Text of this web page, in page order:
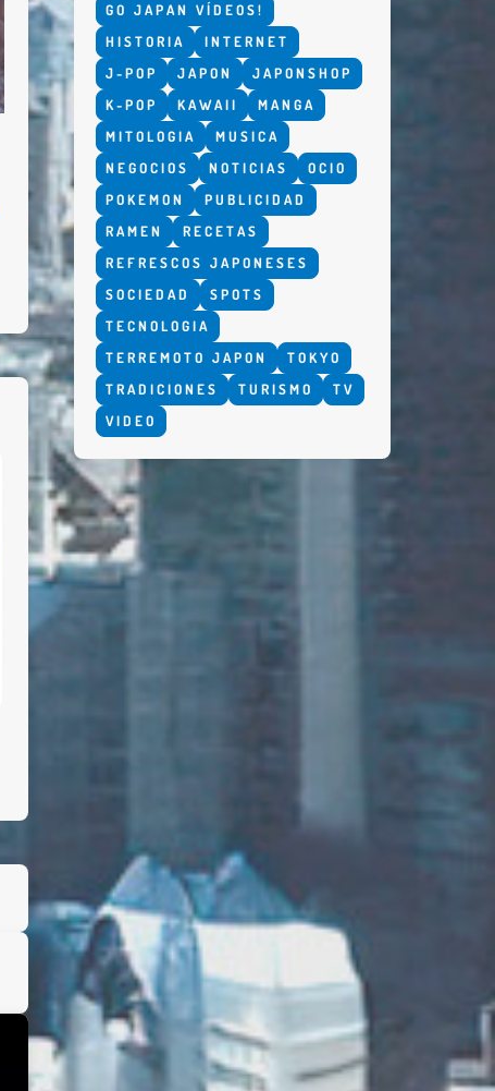
GO JAPAN VÍDEOS!
HISTORIA
INTERNET
J-POP
JAPON
JAPONSHOP
K-POP
KAWAII
MANGA
MITOLOGIA
MUSICA
NEGOCIOS
NOTICIAS
OCIO
POKEMON
PUBLICIDAD
RAMEN
RECETAS
REFRESCOS JAPONESES
SOCIEDAD
SPOTS
TECNOLOGIA
TERREMOTO JAPON
TOKYO
TRADICIONES
TURISMO
TV
VIDEO